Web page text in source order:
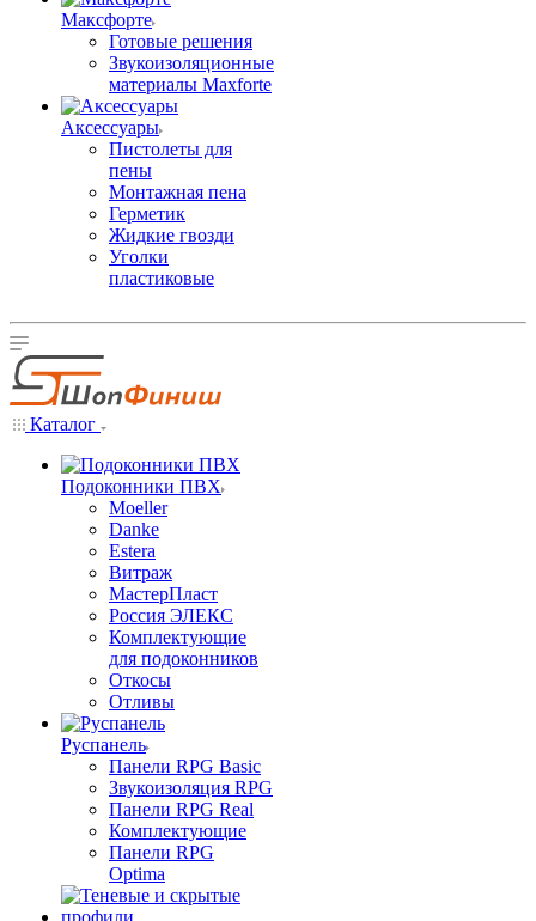
Максфорте
Готовые решения
Звукоизоляционные
материалы Maxforte
Аксессуары
Пистолеты для
пены
Монтажная пена
Герметик
Жидкие гвозди
Уголки
пластиковые
Каталог
Подоконники ПВХ
Moeller
Danke
Estera
Витраж
МастерПласт
Россия ЭЛЕКС
Комплектующие
для подоконников
Откосы
Отливы
Руспанель
Панели RPG Basic
Звукоизоляция RPG
Панели RPG Real
Комплектующие
Панели RPG
Optima